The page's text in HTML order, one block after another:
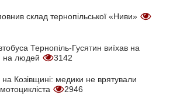
склад тернопільської «Ниви»
Тернопіль-Гусятин виїхав на
на людей
3142
Козівщині: медики не врятували
2946